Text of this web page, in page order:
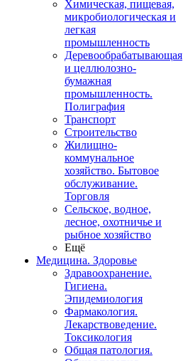
Химическая, пищевая,
микробиологическая и
легкая
промышленность
Деревообрабатывающая
и целлюлозно-
бумажная
промышленность.
Полиграфия
Транспорт
Строительство
Жилищно-
коммунальное
хозяйство. Бытовое
обслуживание.
Торговля
Сельское, водное,
лесное, охотничье и
рыбное хозяйство
Ещё
Медицина. Здоровье
Здравоохранение.
Гигиена.
Эпидемиология
Фармакология.
Лекарствоведение.
Токсикология
Общая патология.